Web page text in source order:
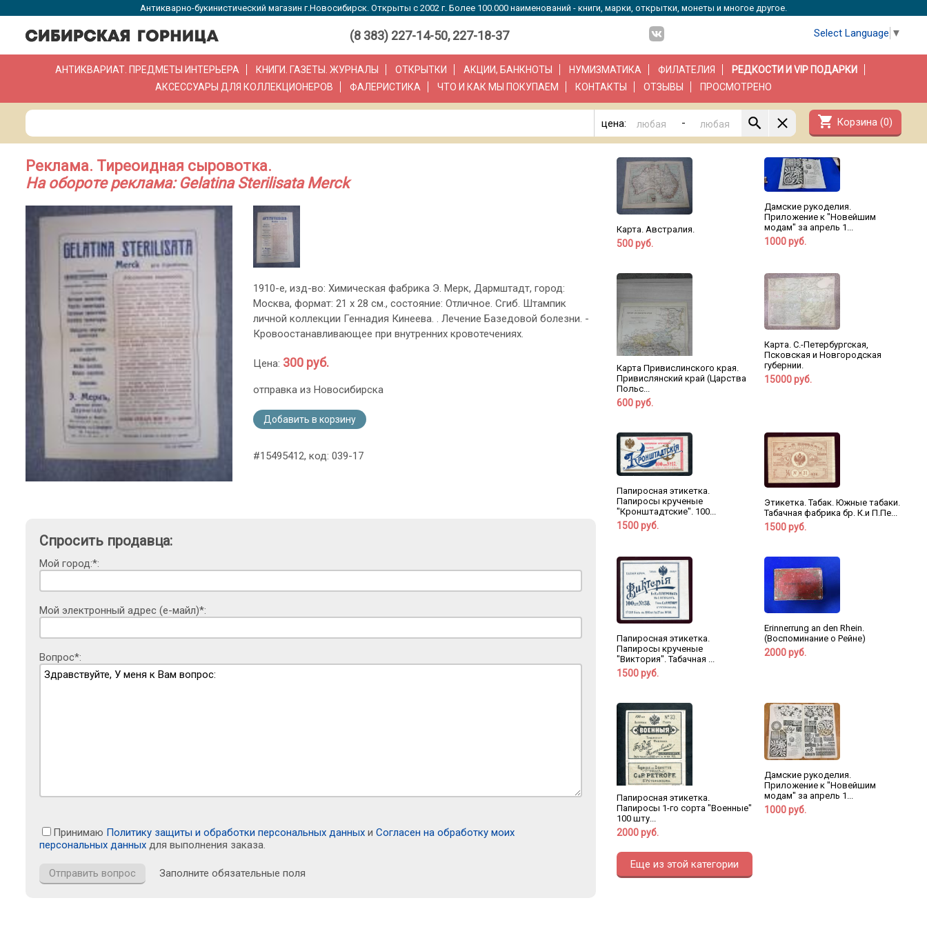
Антикварно-букинистический магазин г.Новосибирск. Открыты с 2002 г. Более 100.000 наименований - книги, марки, открытки, монеты и многое другое.
(8 383) 227-14-50, 227-18-37 Select Language ▼
АНТИКВАРИАТ. ПРЕДМЕТЫ ИНТЕРЬЕРА КНИГИ. ГАЗЕТЫ. ЖУРНАЛЫ ОТКРЫТКИ АКЦИИ, БАНКНОТЫ НУМИЗМАТИКА ФИЛАТЕЛИЯ
РЕДКОСТИ И VIP ПОДАРКИ
АКСЕССУАРЫ ДЛЯ КОЛЛЕКЦИОНЕРОВ
ФАЛЕРИСТИКА ЧТО И КАК МЫ ПОКУПАЕМ КОНТАКТЫ ОТЗЫВЫ ПРОСМОТРЕНО
цена: - shopping_cart Корзина (0)
Реклама. Тиреоидная сыровотка.
На обороте реклама: Gelatina Sterilisata Merck
1910-е, изд-во: Химическая фабрика Э. Мерк, Дармштадт, город:
Москва, формат: 21 х 28 см., состояние: Отличное. Сгиб. Штампик
личной коллекции Геннадия Кинеева. . Лечение Базедовой болезни. -
Кровоостанавливающее при внутренних кровотечениях.
Цена: 300 руб.
отправка из Новосибирска
Добавить в корзину
#15495412, код: 039-17
Спросить продавца:
Мой город:*:
Мой электронный адрес (е-майл)*:
Вопрос*:
Принимаю Политику защиты и обработки персональных данных и Согласен на обработку моих
персональных данных для выполнения заказа.
Заполните обязательные поля
Карта. Австралия.
500 руб.
Дамские рукоделия.
Приложение к "Новейшим
модам" за апрель 1...
1000 руб.
Карта Привислинского края.
Привислянский край (Царства
Польс...
600 руб.
Карта. С.-Петербургская,
Псковская и Новгородская
губернии.
15000 руб.
Папиросная этикетка.
Папиросы крученые
"Кронштадтские". 100...
1500 руб.
Этикетка. Табак. Южные табаки.
Табачная фабрика бр. К.и П.Пе...
1500 руб.
Папиросная этикетка.
Папиросы крученые
"Виктория". Табачная ...
1500 руб.
Erinnerrung an den Rhein.
(Воспоминание о Рейне)
2000 руб.
Папиросная этикетка.
Папиросы 1-го сорта "Военные"
100 шту...
2000 руб.
Дамские рукоделия.
Приложение к "Новейшим
модам" за апрель 1...
1000 руб.
Еще из этой категории